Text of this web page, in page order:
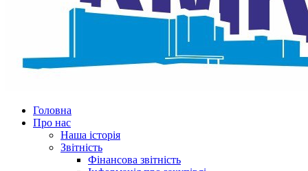
Головна
Про нас
Наша історія
Звітність
Фінансова звітність